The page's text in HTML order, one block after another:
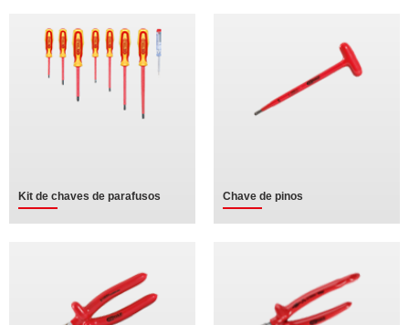
Kit de chaves de parafusos Chave de pinos